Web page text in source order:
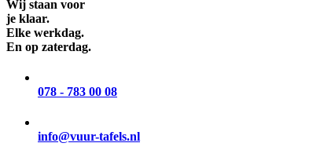
Wij staan voor
je klaar.
Elke werkdag.
En op zaterdag.
078 - 783 00 08
info@vuur-tafels.nl